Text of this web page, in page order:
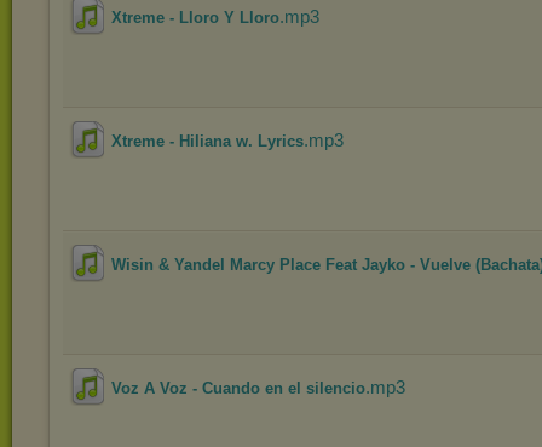
Xtreme - Lloro Y Lloro.mp3
Xtreme - Hiliana w. Lyrics.mp3
Wisin & Yandel Marcy Place Feat Jayko - Vuelve
Voz A Voz - Cuando en el silencio.mp3